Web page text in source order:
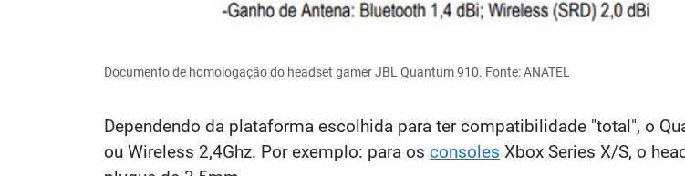
Documento de homologação do headset gamer JBL Quantum 910. Fonte: ANATEL
Dependendo da plataforma escolhida para ter compatibilidade "total", o
ou Wireless 2,4Ghz. Por exemplo: para os consoles Xbox Series X/S, o